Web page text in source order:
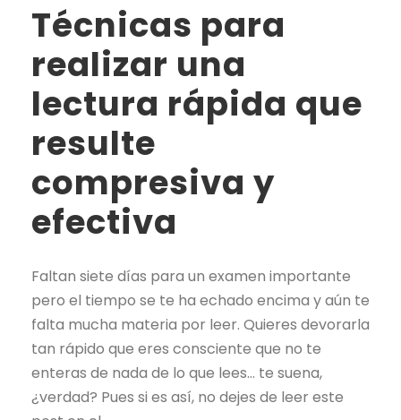
Técnicas para
realizar una
lectura rápida que
resulte
compresiva y
efectiva
Faltan siete días para un examen importante
pero el tiempo se te ha echado encima y aún te
falta mucha materia por leer. Quieres devorarla
tan rápido que eres consciente que no te
enteras de nada de lo que lees… te suena,
¿verdad? Pues si es así, no dejes de leer este